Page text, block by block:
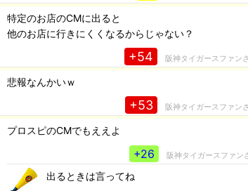
特定のお店のCMに出ると
他のお店に行きにくくなるからじゃない？
+54 阪神タイガースファン
悲報なんかいｗ
+53 阪神タイガースファン
プロスピのCMでもええよ
+26 阪神タイガースファン
出るときは言ってね